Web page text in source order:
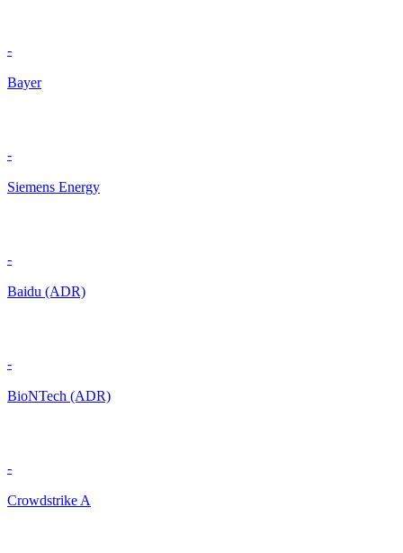
-
Bayer
-
Siemens Energy
-
Baidu (ADR)
-
BioNTech (ADR)
-
Crowdstrike A